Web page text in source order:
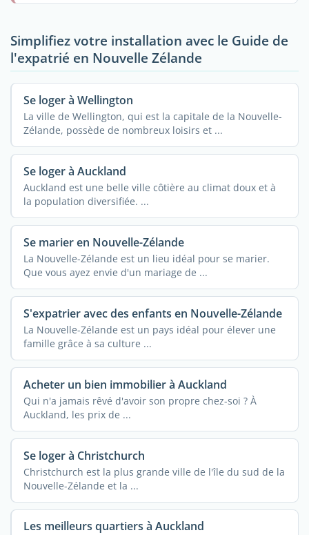
Simplifiez votre installation avec le Guide de
l'expatrié en Nouvelle Zélande
Se loger à Wellington
La ville de Wellington, qui est la capitale de la Nouvelle-
Zélande, possède de nombreux loisirs et ...
Se loger à Auckland
Auckland est une belle ville côtière au climat doux et à
la population diversifiée. ...
Se marier en Nouvelle-Zélande
La Nouvelle-Zélande est un lieu idéal pour se marier.
Que vous ayez envie d'un mariage de ...
S'expatrier avec des enfants en Nouvelle-Zélande
La Nouvelle-Zélande est un pays idéal pour élever une
famille grâce à sa culture ...
Acheter un bien immobilier à Auckland
Qui n'a jamais rêvé d'avoir son propre chez-soi ? À
Auckland, les prix de ...
Se loger à Christchurch
Christchurch est la plus grande ville de l'île du sud de la
Nouvelle-Zélande et la ...
Les meilleurs quartiers à Auckland